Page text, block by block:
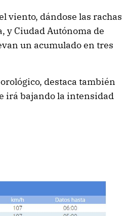
viento, dándose las rachas
y Ciudad Autónoma de
un acumulado en tres
destaca también
irá bajando la intensidad